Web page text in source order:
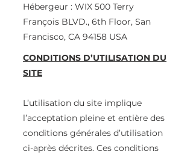
Hébergeur : WIX 500 Terry
François BLVD., 6th Floor, San
Francisco, CA 94158 USA
CONDITIONS D’UTILISATION DU
SITE
L’utilisation du site implique
l’acceptation pleine et entière des
conditions générales d’utilisation
ci-après décrites. Ces conditions